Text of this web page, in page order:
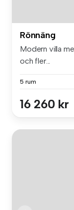
Rönnäng
Modern villa
och fler...
5 rum
16 260 kr